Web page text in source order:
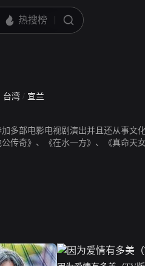
台湾 / 宜兰
多部电影电视剧演出并且还从事文
传奇》、《在水一方》、《真命天女